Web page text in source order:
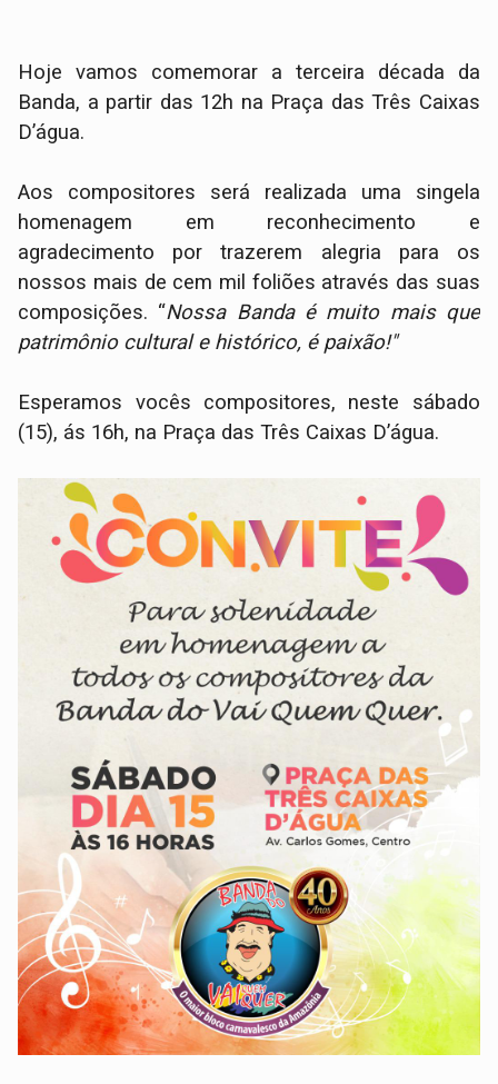
Hoje vamos comemorar a terceira década da
Banda, a partir das 12h na Praça das Três Caixas
D’água.
Aos compositores será realizada uma singela
homenagem em reconhecimento e
agradecimento por trazerem alegria para os
nossos mais de cem mil foliões através das suas
composições. “Nossa Banda é muito mais que
patrimônio cultural e histórico, é paixão!"
Esperamos vocês compositores, neste sábado
(15), ás 16h, na Praça das Três Caixas D’água.